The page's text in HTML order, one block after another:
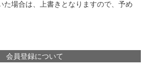
た場合は、上書きとなりますので、予め
会員登録について